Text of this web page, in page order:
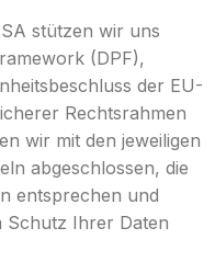
stützen wir uns
(DPF),
der EU-
Rechtsrahmen
wir mit den jeweiligen
abgeschlossen, die
entsprechen und
Schutz Ihrer Daten